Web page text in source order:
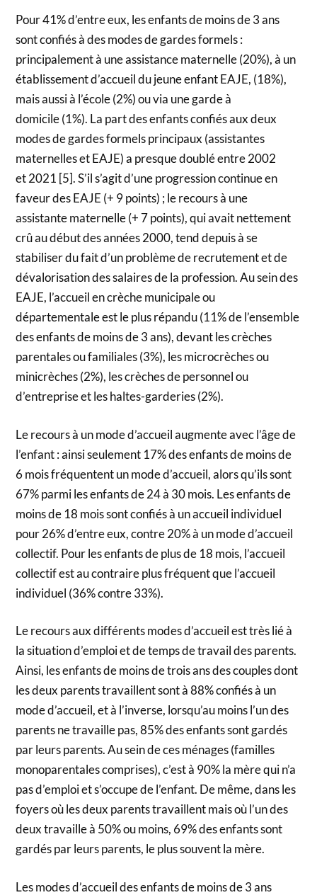
Pour 41% d’entre eux, les enfants de moins de 3 ans
sont confiés à des modes de gardes formels :
principalement à une assistance maternelle (20%), à un
établissement d’accueil du jeune enfant EAJE, (18%),
mais aussi à l’école (2%) ou via une garde à
domicile (1%). La part des enfants confiés aux deux
modes de gardes formels principaux (assistantes
maternelles et EAJE) a presque doublé entre 2002
et 2021 [5]. S’il s’agit d’une progression continue en
faveur des EAJE (+ 9 points) ; le recours à une
assistante maternelle (+ 7 points), qui avait nettement
crû au début des années 2000, tend depuis à se
stabiliser du fait d’un problème de recrutement et de
dévalorisation des salaires de la profession. Au sein des
EAJE, l’accueil en crèche municipale ou
départementale est le plus répandu (11% de l’ensemble
des enfants de moins de 3 ans), devant les crèches
parentales ou familiales (3%), les microcrèches ou
minicrèches (2%), les crèches de personnel ou
d’entreprise et les haltes-garderies (2%).
Le recours à un mode d’accueil augmente avec l’âge de
l’enfant : ainsi seulement 17% des enfants de moins de
6 mois fréquentent un mode d’accueil, alors qu’ils sont
67% parmi les enfants de 24 à 30 mois. Les enfants de
moins de 18 mois sont confiés à un accueil individuel
pour 26% d’entre eux, contre 20% à un mode d’accueil
collectif. Pour les enfants de plus de 18 mois, l’accueil
collectif est au contraire plus fréquent que l’accueil
individuel (36% contre 33%).
Le recours aux différents modes d’accueil est très lié à
la situation d’emploi et de temps de travail des parents.
Ainsi, les enfants de moins de trois ans des couples dont
les deux parents travaillent sont à 88% confiés à un
mode d’accueil, et à l’inverse, lorsqu’au moins l’un des
parents ne travaille pas, 85% des enfants sont gardés
par leurs parents. Au sein de ces ménages (familles
monoparentales comprises), c’est à 90% la mère qui n’a
pas d’emploi et s’occupe de l’enfant. De même, dans les
foyers où les deux parents travaillent mais où l’un des
deux travaille à 50% ou moins, 69% des enfants sont
gardés par leurs parents, le plus souvent la mère.
Les modes d’accueil des enfants de moins de 3 ans